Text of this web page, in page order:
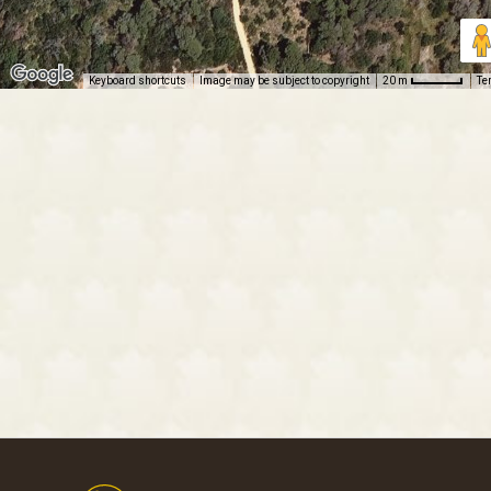
Keyboard shortcuts Image may be subject to copyright 20 m